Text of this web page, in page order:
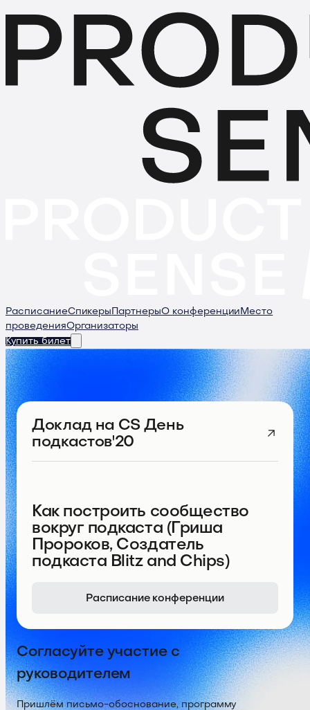
РасписаниеСпикеры ПартнерыО конференции Место
проведенияОрганизаторы
Купить билет
Доклад на CS День
подкастов'20
Как построить сообщество
вокруг подкаста (Гриша
Пророков, Создатель
подкаста Blitz and Chips)
Расписание конференции
Согласуйте участие с
руководителем
Пришлём письмо-обоснование, программу